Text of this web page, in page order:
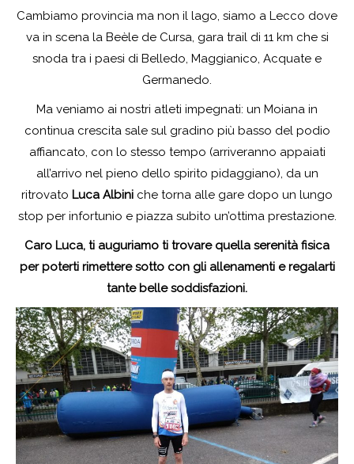
Cambiamo provincia ma non il lago, siamo a Lecco dove
va in scena la Beèle de Cursa, gara trail di 11 km che si
snoda tra i paesi di Belledo, Maggianico, Acquate e
Germanedo.
Ma veniamo ai nostri atleti impegnati: un Moiana in
continua crescita sale sul gradino più basso del podio
affiancato, con lo stesso tempo (arriveranno appaiati
all’arrivo nel pieno dello spirito pidaggiano), da un
ritrovato Luca Albini che torna alle gare dopo un lungo
stop per infortunio e piazza subito un’ottima prestazione.
Caro Luca, ti auguriamo ti trovare quella serenità fisica
per poterti rimettere sotto con gli allenamenti e regalarti
tante belle soddisfazioni.